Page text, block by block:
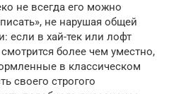
не всегда его можно
не нарушая общей
если в хай-тек или лофт
более чем уместно,
в классическом
своего строгого